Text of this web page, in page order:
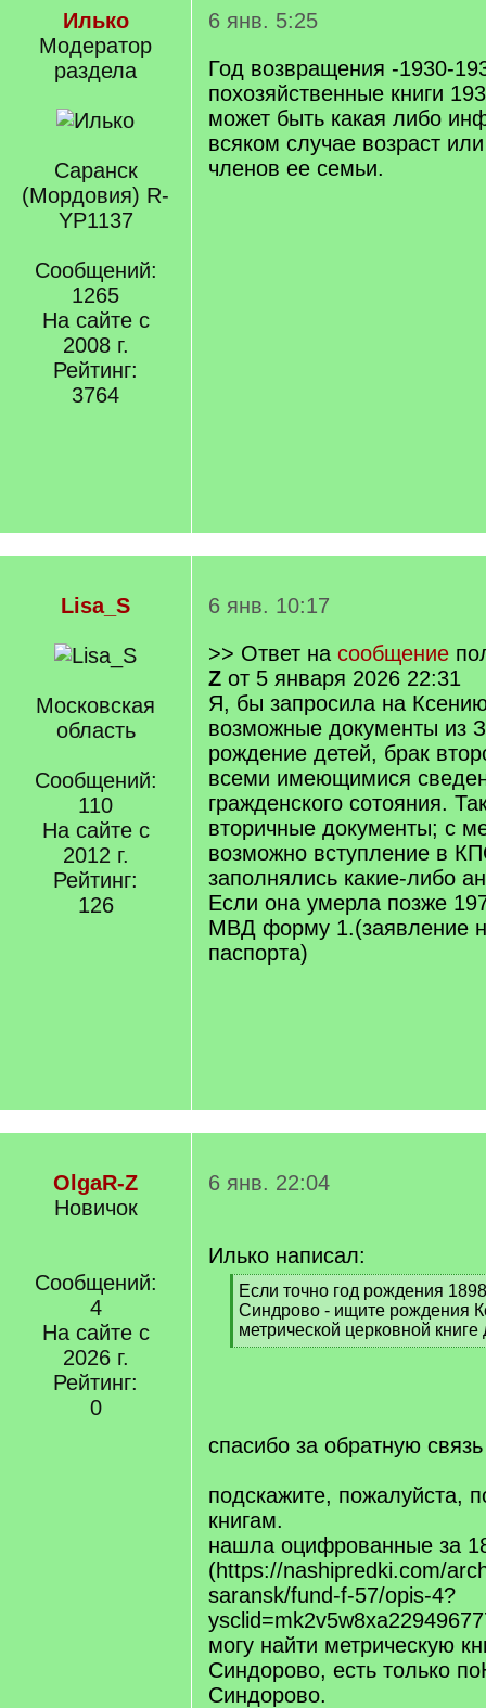
Илько
Модератор
раздела
Саранск
(Мордовия) R-
YP1137
Сообщений:
1265
На сайте с
2008 г.
Рейтинг:
3764
6 янв. 5:25
Год возвращения -1930-
похозяйственные книги
может быть какая либо
всяком случае возраст
членов ее семьи.
Lisa_S
Московская
область
Сообщений:
110
На сайте с
2012 г.
Рейтинг:
126
6 янв. 10:17
>> Ответ на сообщение
Z от 5 января 2026 22:31
Я, бы запросила на
возможные документы из
рождение детей, брак
всеми имеющимися
гражденского сотояния.
вторичные документы; с
возможно вступление в
заполнялись какие-либо
Если она умерла позже
МВД форму 1.(заявление
паспорта)
OlgaR-Z
Новичок
Сообщений:
4
На сайте с
2026 г.
Рейтинг:
0
6 янв. 22:04
Илько написал:
[
q
]
Если точно год рождения
Синдрово - ищите рождения
метрической церковной книге
[
спасибо за обратную связь
подскажите, пожалуйста,
книгам.
нашла оцифрованные за
(https://nashipredki.com/
saransk/fund-f-57/opis-4?
могу найти метрическую
Синдорово, есть только
Синдорово.